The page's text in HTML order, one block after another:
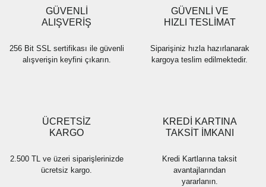
Ürün fiyatı diğer sitelerden daha pahalı.
Bu ürüne benzer farklı alternatifler olmalı.
GÜVENLİ
ALIŞVERİŞ
256 Bit SSL sertifikası ile güvenli
alışverişin keyfini çıkarın.
GÜVENLİ VE
HIZLI TESLİMAT
Siparişiniz hızla hazırlanarak
kargoya teslim edilmektedir.
ÜCRETSİZ
KARGO
2.500 TL ve üzeri siparişlerinizde
ücretsiz kargo.
KREDİ KARTINA
TAKSİT İMKANI
Kredi Kartlarına taksit
avantajlarından
yararlanın.